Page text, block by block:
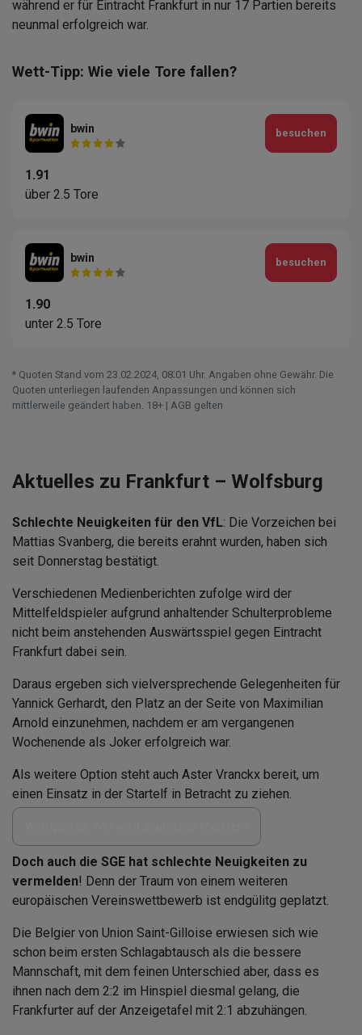
während er für Eintracht Frankfurt in nur 17 Partien bereits
neunmal erfolgreich war.
Wett-Tipp: Wie viele Tore fallen?
bwin
1.91
über 2.5 Tore
besuchen
bwin
1.90
unter 2.5 Tore
besuchen
* Quoten Stand vom 23.02.2024‚ 08⁚01 Uhr. Angaben ohne Gewähr. Die
Quoten unterliegen laufenden Anpassungen und können sich
mittlerweile geändert haben. 18+ | AGB gelten
Aktuelles zu Frankfurt – Wolfsburg
Schlechte Neuigkeiten für den VfL: Die Vorzeichen bei
Mattias Svanberg, die bereits erahnt wurden, haben sich
seit Donnerstag bestätigt.
Verschiedenen Medienberichten zufolge wird der
Mittelfeldspieler aufgrund anhaltender Schulterprobleme
nicht beim anstehenden Auswärtsspiel gegen Eintracht
Frankfurt dabei sein.
Daraus ergeben sich vielversprechende Gelegenheiten für
Yannick Gerhardt, den Platz an der Seite von Maximilian
Arnold einzunehmen, nachdem er am vergangenen
Wochenende als Joker erfolgreich war.
Als weitere Option steht auch Aster Vranckx bereit, um
einen Einsatz in der Startelf in Betracht zu ziehen.
Doch auch die SGE hat schlechte Neuigkeiten zu
vermelden! Denn der Traum von einem weiteren
europäischen Vereinswettbewerb ist endgülitg geplatzt.
Die Belgier von Union Saint-Gilloise erwiesen sich wie
schon beim ersten Schlagabtausch als die bessere
Mannschaft, mit dem feinen Unterschied aber, dass es
ihnen nach dem 2:2 im Hinspiel diesmal gelang, die
Frankfurter auf der Anzeigetafel mit 2:1 abzuhängen.